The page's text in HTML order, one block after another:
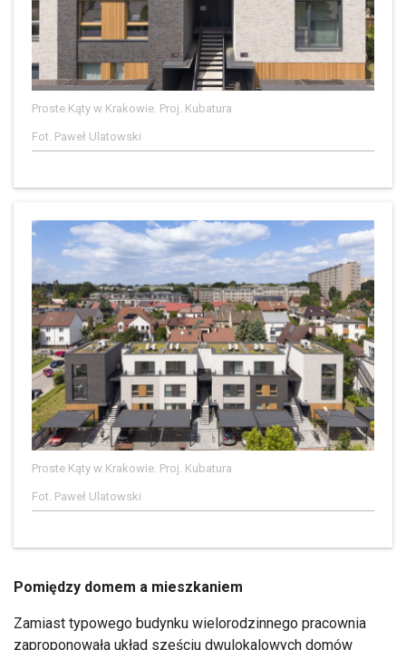
Proste Kąty w Krakowie. Proj. Kubatura
Fot. Paweł Ulatowski
Proste Kąty w Krakowie. Proj. Kubatura
Fot. Paweł Ulatowski
Pomiędzy domem a mieszkaniem
Zamiast typowego budynku wielorodzinnego pracownia
zaproponowała układ sześciu dwulokalowych domów